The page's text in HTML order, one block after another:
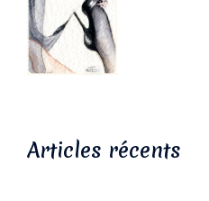
Articles récents